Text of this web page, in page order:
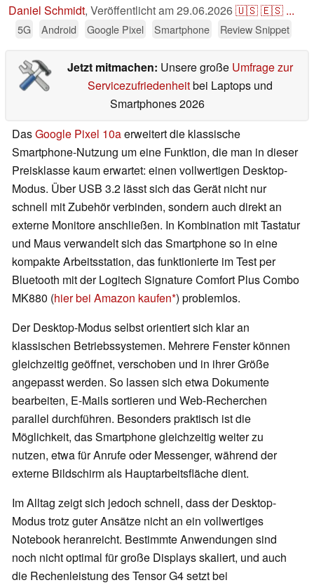
Daniel Schmidt, Veröffentlicht am29.06.2026🇺🇸🇪🇸 ...
5G Android Google Pixel Smartphone Review Snippet
Jetzt mitmachen: Unsere große Umfrage zur
Servicezufriedenheitbei Laptops und
Smartphones 2026
DasGoogle Pixel 10aerweitert die klassische
Smartphone-Nutzung um eine Funktion, die man in dieser
Preisklasse kaum erwartet: einen vollwertigen Desktop-
Modus. Über USB 3.2 lässt sich das Gerät nicht nur
schnell mit Zubehör verbinden, sondern auch direkt an
externe Monitore anschließen. In Kombination mit Tastatur
und Maus verwandelt sich das Smartphone so in eine
kompakte Arbeitsstation, das funktionierte im Test per
Bluetooth mit der Logitech Signature Comfort Plus Combo
MK880 (hier bei Amazon kaufen ) problemlos.
Der Desktop-Modus selbst orientiert sich klar an
klassischen Betriebssystemen. Mehrere Fenster können
gleichzeitig geöffnet, verschoben und in ihrer Größe
angepasst werden. So lassen sich etwa Dokumente
bearbeiten, E-Mails sortieren und Web-Recherchen
parallel durchführen. Besonders praktisch ist die
Möglichkeit, das Smartphone gleichzeitig weiter zu
nutzen, etwa für Anrufe oder Messenger, während der
externe Bildschirm als Hauptarbeitsfläche dient.
Im Alltag zeigt sich jedoch schnell, dass der Desktop-
Modus trotz guter Ansätze nicht an ein vollwertiges
Notebook heranreicht. Bestimmte Anwendungen sind
noch nicht optimal für große Displays skaliert, und auch
die Rechenleistung des Tensor G4 setzt bei